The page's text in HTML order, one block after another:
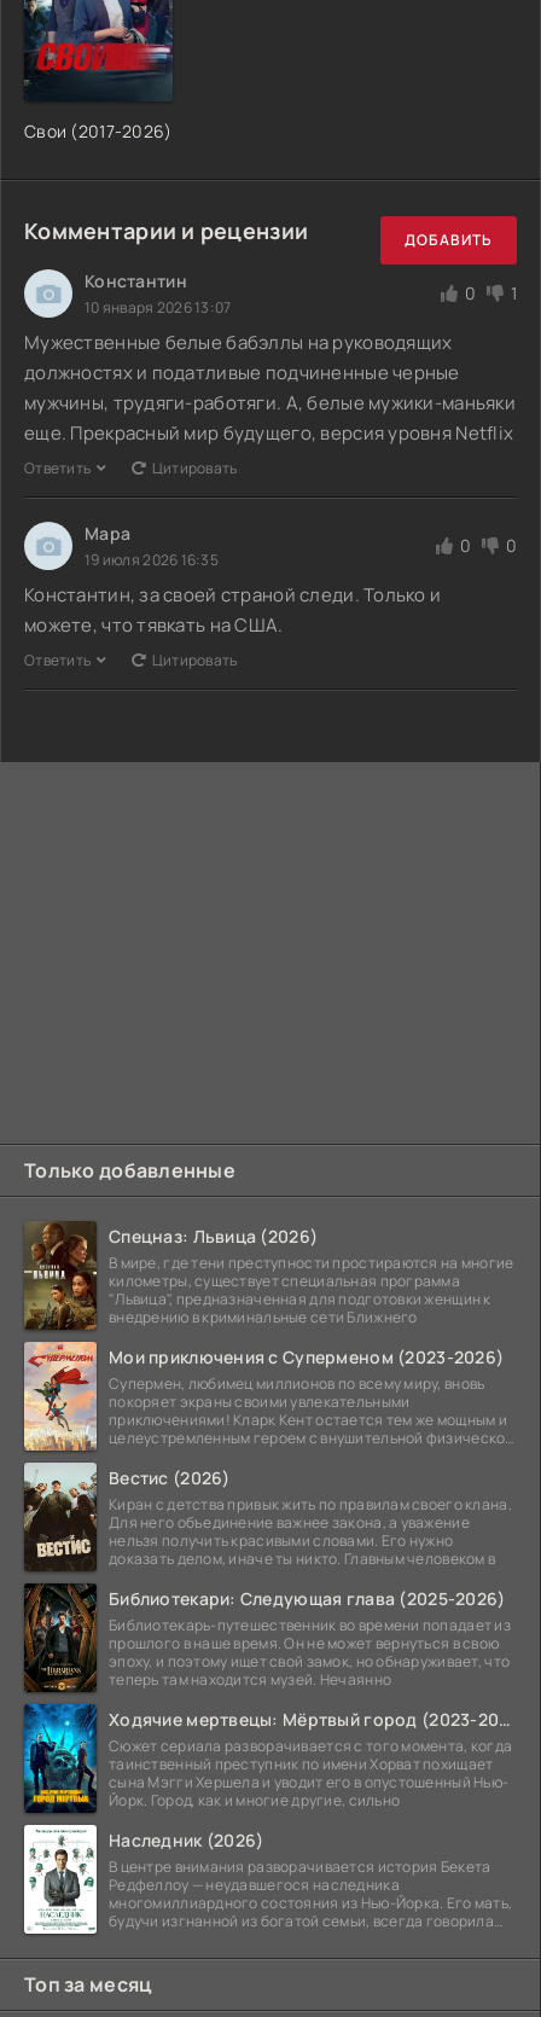
Свои (2017-2026)
Комментарии и рецензии ДОБАВИТЬ
Константин
10 января 2026 13:07
0 1
Мужественные белые бабэллы на руководящих
должностях и податливые подчиненные черные
мужчины, трудяги-работяги. А, белые мужики-маньяки
еще. Прекрасный мир будущего, версия уровня Netflix
Ответить Цитировать
Мара
19 июля 2026 16:35
0 0
Константин, за своей страной следи. Только и
можете, что тявкать на США.
Ответить Цитировать
Только добавленные
Спецназ: Львица (2026)
В мире, где тени преступности простираются на многие
километры, существует специальная программа
"Львица", предназначенная для подготовки женщин к
внедрению в криминальные сети Ближнего
Мои приключения с Суперменом (2023-2026)
Супермен, любимец миллионов по всему миру, вновь
покоряет экраны своими увлекательными
приключениями! Кларк Кент остается тем же мощным и
целеустремленным героем с внушительной физической
Вестис (2026)
Киран с детства привык жить по правилам своего клана.
Для него объединение важнее закона, а уважение
нельзя получить красивыми словами. Его нужно
доказать делом, иначе ты никто. Главным человеком в
Библиотекари: Следующая глава (2025-2026)
Библиотекарь-путешественник во времени попадает из
прошлого в наше время. Он не может вернуться в свою
эпоху, и поэтому ищет свой замок, но обнаруживает, что
теперь там находится музей. Нечаянно
Ходячие мертвецы: Мёртвый город (2023-2026)
Сюжет сериала разворачивается с того момента, когда
таинственный преступник по имени Хорват похищает
сына Мэгги Хершела и уводит его в опустошенный Нью-
Йорк. Город, как и многие другие, сильно
Наследник (2026)
В центре внимания разворачивается история Бекета
Редфеллоу — неудавшегося наследника
многомиллиардного состояния из Нью-Йорка. Его мать,
будучи изгнанной из богатой семьи, всегда говорила
Топ за месяц